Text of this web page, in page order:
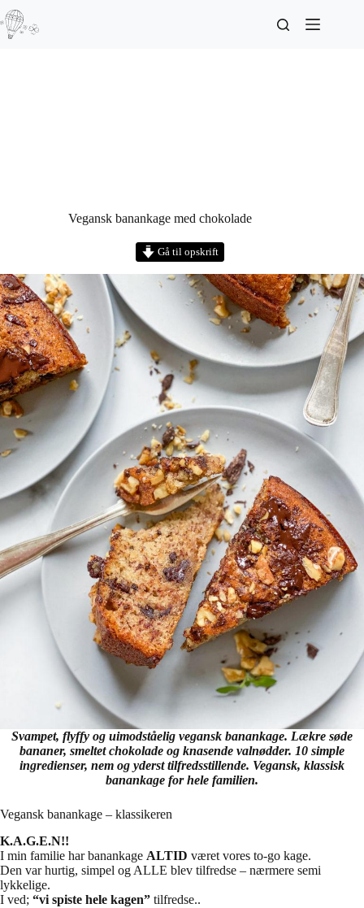
Vegansk banankage med chokolade
Gå til opskrift
Svampet, flyffy og uimodståelig vegansk banankage. Lækre søde
bananer, smeltet chokolade og knasende valnødder. 10 simple
ingredienser, nem og yderst tilfredsstillende. Vegansk, klassisk
banankage for hele familien.
Vegansk banankage – klassikeren
K.A.G.E.N!!
I min familie har banankage ALTID været vores to-go kage.
Den var hurtig, simpel og ALLE blev tilfredse – nærmere semi
lykkelige.
I ved; “vi spiste hele kagen” tilfredse..